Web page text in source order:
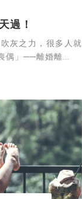
過！
灰之力，很多人就
偶」──離婚離...